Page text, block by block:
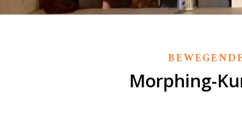
Morphing-